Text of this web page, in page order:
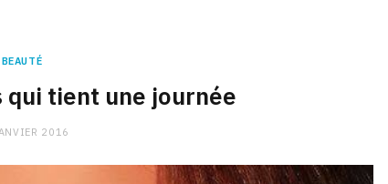
BEAUTÉ
qui tient une journée
2016